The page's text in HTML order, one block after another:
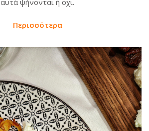
αυτά ψήνονται ή όχι.
Περισσότερα